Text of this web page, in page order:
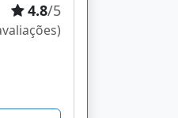
4.8/5